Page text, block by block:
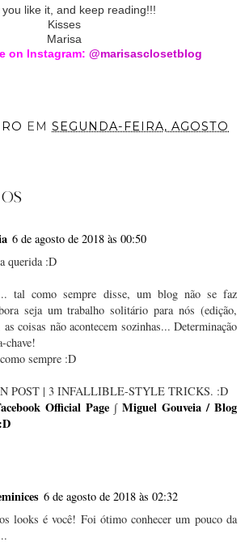
you like it, and keep reading!!!
Kisses
Marisa
on Instagram: @marisasclosetblog
EM SEGUNDA-FEIRA, AGOSTO
6 de agosto de 2018 às 00:50
querida :D
tal como sempre disse, um blog não se faz
seja um trabalho solitário para nós (edição,
coisas não acontecem sozinhas... Determinação
chave!
sempre :D
POST | 3 INFALLIBLE-STYLE TRICKS. :D
Official Page ∫ Miguel Gouveia / Blog
6 de agosto de 2018 às 02:32
looks é você! Foi ótimo conhecer um pouco da